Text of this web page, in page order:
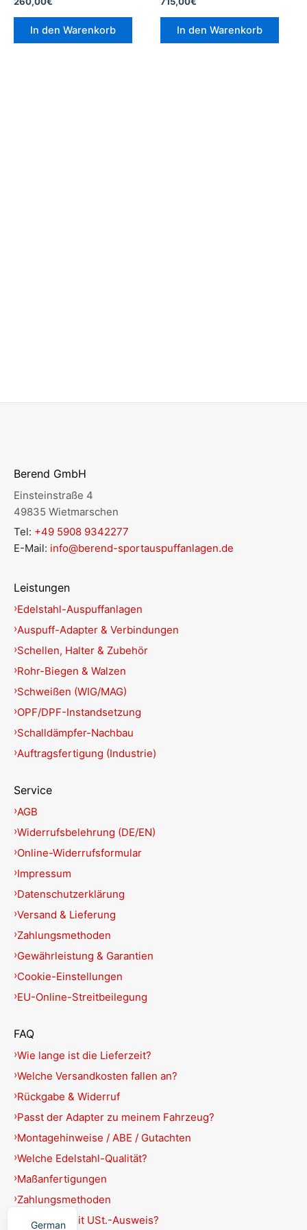
In den Warenkorb In den Warenkorb
Berend GmbH
Einsteinstraße 4
49835 Wietmarschen
Tel: +49 5908 9342277
E-Mail: info@berend-sportauspuffanlagen.de
Leistungen
Edelstahl-Auspuffanlagen
Auspuff-Adapter & Verbindungen
Schellen, Halter & Zubehör
Rohr-Biegen & Walzen
Schweißen (WIG/MAG)
OPF/DPF-Instandsetzung
Schalldämpfer-Nachbau
Auftragsfertigung (Industrie)
Service
AGB
Widerrufsbelehrung (DE/EN)
Online-Widerrufsformular
Impressum
Datenschutzerklärung
Versand & Lieferung
Zahlungsmethoden
Gewährleistung & Garantien
Cookie-Einstellungen
EU-Online-Streitbeilegung
FAQ
Wie lange ist die Lieferzeit?
Welche Versandkosten fallen an?
Rückgabe & Widerruf
Passt der Adapter zu meinem Fahrzeug?
Montagehinweise / ABE / Gutachten
Welche Edelstahl-Qualität?
Maßanfertigungen
Zahlungsmethoden
Rechnung mit USt.-Ausweis?
German
English